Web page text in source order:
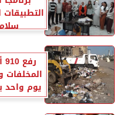
التطبيقات
المخلفات
يوم واحد